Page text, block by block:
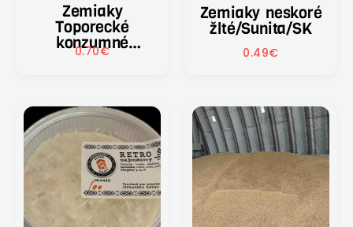
Zemiaky
Toporecké
konzumné
neskoré/var.t.AB
0.70€
Zemiaky neskoré
žlté/Sunita/SK
0.49€